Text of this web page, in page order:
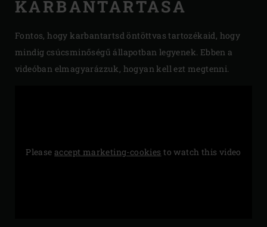
KARBANTARTÁSA
Fontos, hogy karbantartsd öntöttvas tartozékaid, hogy
mindig csúcsminőségű állapotban legyenek. Ebben a
videóban elmagyarázzuk, hogyan kell ezt megtenni.
Pleaseaccept marketing-cookies to watch this video